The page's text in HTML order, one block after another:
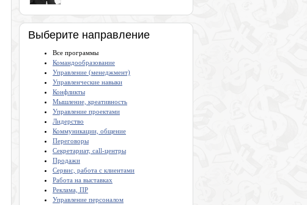
Выберите направление
Все программы
Командообразование
Управление (менеджмент)
Управленческие навыки
Конфликты
Мышление, креативность
Управление проектами
Лидерство
Коммуникации, общение
Переговоры
Секретариат, call-центры
Продажи
Сервис, работа с клиентами
Работа на выставках
Реклама, ПР
Управление персоналом